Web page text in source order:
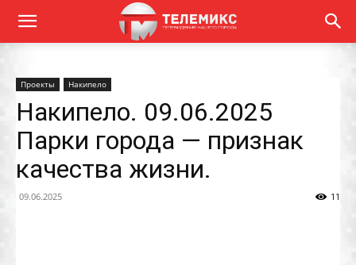
Проекты Накипело
Накипело. 09.06.2025
Парки города — признак
качества жизни.
09.06.2025 11